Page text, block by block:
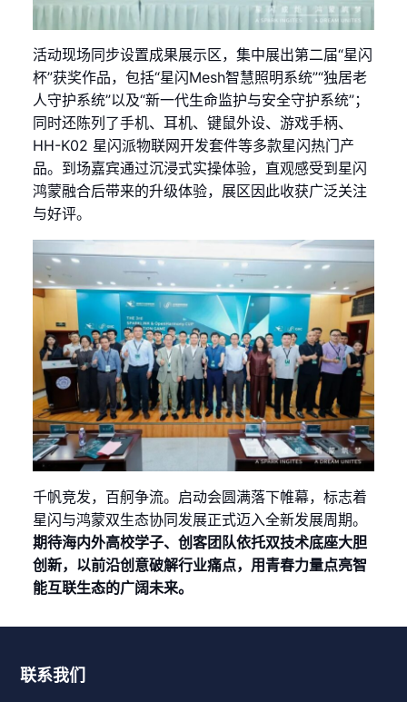
活动现场同步设置成果展示区，集中展出第二届“星闪
杯”获奖作品，包括“星闪Mesh智慧照明系统”“独居老
人守护系统”以及“新一代生命监护与安全守护系统”；
同时还陈列了手机、耳机、键鼠外设、游戏手柄、
HH-K02 星闪派物联网开发套件等多款星闪热门产
品。到场嘉宾通过沉浸式实操体验，直观感受到星闪
鸿蒙融合后带来的升级体验，展区因此收获广泛关注
与好评。
千帆竞发，百舸争流。启动会圆满落下帷幕，标志着
星闪与鸿蒙双生态协同发展正式迈入全新发展周期。
期待海内外高校学子、创客团队依托双技术底座大胆
创新，以前沿创意破解行业痛点，用青春力量点亮智
能互联生态的广阔未来。
联系我们